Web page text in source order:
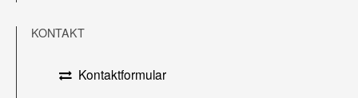
KONTAKT
Kontaktformular